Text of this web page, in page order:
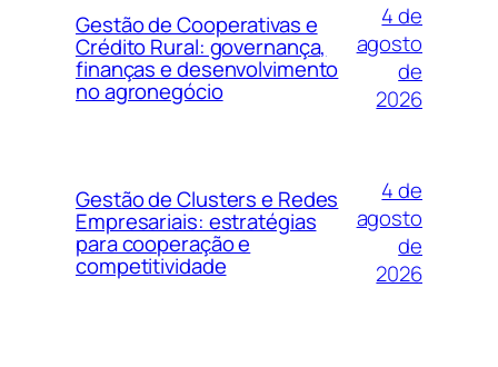
Gestão de Cooperativas e
Crédito Rural: governança,
finanças e desenvolvimento
no agronegócio
4 de
agosto
de
2026
Gestão de Clusters e Redes
Empresariais: estratégias
para cooperação e
competitividade
4 de
agosto
de
2026